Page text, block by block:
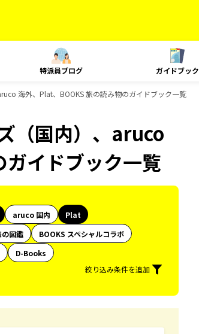
特派員ブログ ガイドブック
海外、Plat、BOOKS 旅の読み物のガイドブック一覧
（国内）、aruco
イドブック一覧
aruco 国内
Plat
の図鑑
BOOKS スペシャルコラボ
D-Books
絞り込み条件を追加